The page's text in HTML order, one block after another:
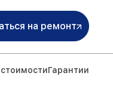
на ремонт
Гарантии